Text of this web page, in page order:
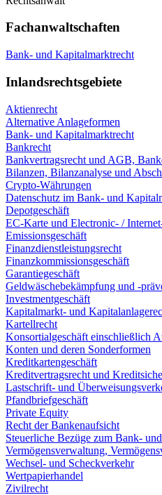
Fachanwaltschaften
Bank- und Kapitalmarktrecht
Inlandsrechtsgebiete
Aktienrecht
Alternative Anlageformen
Bank- und Kapitalmarktrecht
Bankrecht
Bankvertragsrecht und AGB,
Bilanzen, Bilanzanalyse und
Crypto-Währungen
Datenschutz im Bank- und
Depotgeschäft
EC-Karte und Electronic- /
Emissionsgeschäft
Finanzdienstleistungsrecht
Finanzkommissionsgeschäft
Garantiegeschäft
Geldwäschebekämpfung und -
Investmentgeschäft
Kapitalmarkt- und
Kartellrecht
Konsortialgeschäft einschließlich
Konten und deren Sonderformen
Kreditkartengeschäft
Kreditvertragsrecht und
Lastschrift- und
Pfandbriefgeschäft
Private Equity
Recht der Bankenaufsicht
Steuerliche Bezüge zum Bank-
Vermögensverwaltung,
Wechsel- und Scheckverkehr
Wertpapierhandel
Zivilrecht